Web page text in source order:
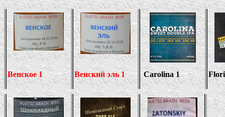
Венское 1 Венский эль 1 Carolina 1